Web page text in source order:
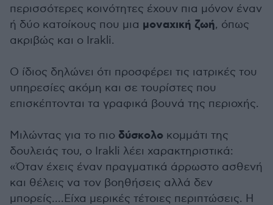
περισσότερες κοινότητες έχουν πια μόνον έναν
ή δύο κατοίκους που μια μοναχική ζωή, όπως
ακριβώς και ο Ιrakli.
O ίδιος δηλώνει ότι προσφέρει τις ιατρικές του
υπηρεσίες ακόμη και σε τουρίστες που
επισκέπτονται τα γραφικά βουνά της περιοχής.
Μιλώντας για το πιο δύσκολο κομμάτι της
δουλειάς του, ο Ιrakli λέει χαρακτηριστικά:
«Όταν έχεις έναν πραγματικά άρρωστο ασθενή
και θέλεις να τον βοηθήσεις αλλά δεν
μπορείς....Είχα μερικές τέτοιες περιπτώσεις. Η